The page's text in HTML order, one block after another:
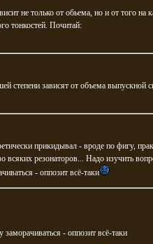
не только от обьема, но и от того на
тонкостей. Почитай:
степени зависят от объема выпускной
прикидывал - вроде по фигу,
всяких резонаторов... Надо изучить
- оппозит всё-таки
заморачиваться - оппозит всё-таки